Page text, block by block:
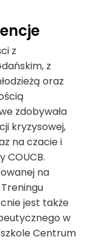
z
z
oraz
zdobywała
kryzysowej,
na czacie i
COUCB.
na
jest także
w
Centrum